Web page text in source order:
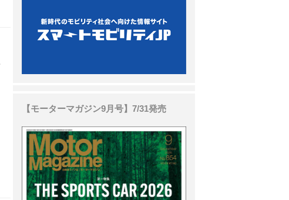
【モーターマガジン9月号】7/31発売